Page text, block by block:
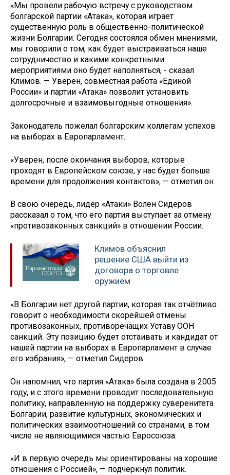
«Мы провели рабочую встречу с руководством
болгарской партии «Атака», которая играет
существенную роль в общественно-политической
жизни Болгарии. Сегодня состоялся обмен мнениями,
мы говорили о том, как будет выстраиваться наше
сотрудничество и какими конкретными
мероприятиями оно будет наполняться, - сказал
Климов. — Уверен, совместная работа «Единой
России» и партии «Атака» позволит установить
долгосрочные и взаимовыгодные отношения».
Законодатель пожелал болгарским коллегам успехов
на выборах в Европарламент.
«Уверен, после окончания выборов, которые
проходят в Европейском союзе, у нас будет больше
времени для продолжения контактов», — отметил он.
В свою очередь, лидер «Атаки» Волен Сидеров
рассказал о том, что его партия выступает за отмену
«противозаконных санкций» в отношении России.
Климов объяснил
решение США выйти из
договора о торговле
оружием
«В Болгарии нет другой партии, которая так отчётливо
говорит о необходимости скорейшей отмены
противозаконных, противоречащих Уставу ООН
санкций. Эту позицию будет отстаивать и кандидат от
нашей партии на выборах в Европарламент в случае
его избрания», — отметил Сидеров.
Он напомнил, что партия «Атака» была создана в 2005
году, и с этого времени проводит последовательную
политику, направленную на поддержку суверенитета
Болгарии, развитие культурных, экономических и
политических взаимоотношений со странами, в том
числе не являющимися частью Евросоюза.
«И в первую очередь мы ориентированы на хорошие
отношения с Россией», — подчеркнул политик.